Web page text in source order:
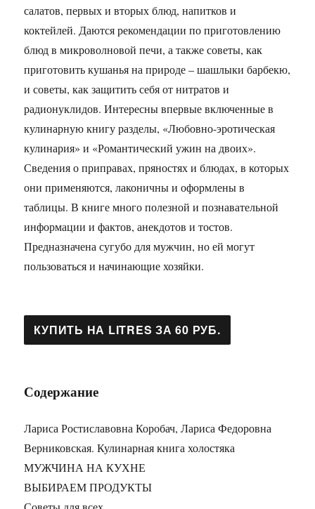
салатов, первых и вторых блюд, напитков и
коктейлей. Даются рекомендации по приготовлению
блюд в микроволновой печи, а также советы, как
приготовить кушанья на природе – шашлыки барбекю,
и советы, как защитить себя от нитратов и
радионуклидов. Интересны впервые включенные в
кулинарную книгу разделы, «Любовно-эротическая
кулинария» и «Романтический ужин на двоих».
Сведения о приправах, пряностях и блюдах, в которых
они применяются, лаконичны и оформлены в
таблицы. В книге много полезной и познавательной
информации и фактов, анекдотов и тостов.
Предназначена сугубо для мужчин, но ей могут
пользоваться и начинающие хозяйки.
Содержание
Лариса Ростиславовна Коробач, Лариса Федоровна
Верниковская. Кулинарная книга холостяка
МУЖЧИНА НА КУХНЕ
ВЫБИРАЕМ ПРОДУКТЫ